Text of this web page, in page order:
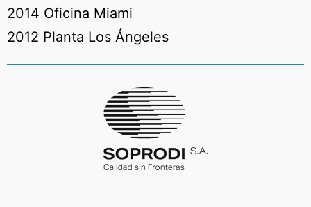
2014 Oficina Miami
2012 Planta Los Ángeles